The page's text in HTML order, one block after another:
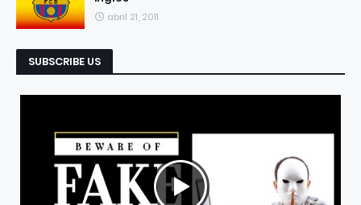
abril 21, 2011
SUBSCRIBE US